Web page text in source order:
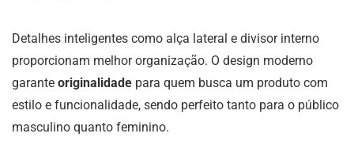
Detalhes inteligentes como alça lateral e divisor interno
proporcionam melhor organização. O design moderno
garante originalidade para quem busca um produto com
estilo e funcionalidade, sendo perfeito tanto para o público
masculino quanto feminino.